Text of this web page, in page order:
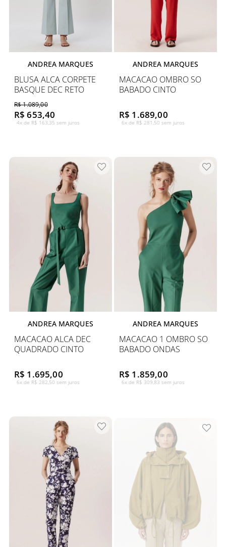
ANDREA MARQUES
BLUSA ALCA CORPETE
BASQUE DEC RETO
R$ 1.089,00
R$ 653,40
4x de R$ 163,35 sem juros
ANDREA MARQUES
MACACAO OMBRO SO
BABADO CINTO
R$ 1.689,00
6x de R$ 281,50 sem juros
ANDREA MARQUES
MACACAO ALCA DEC
QUADRADO CINTO
R$ 1.695,00
6x de R$ 282,50 sem juros
ANDREA MARQUES
MACACAO 1 OMBRO SO
BABADO ONDAS
R$ 1.859,00
6x de R$ 309,83 sem juros